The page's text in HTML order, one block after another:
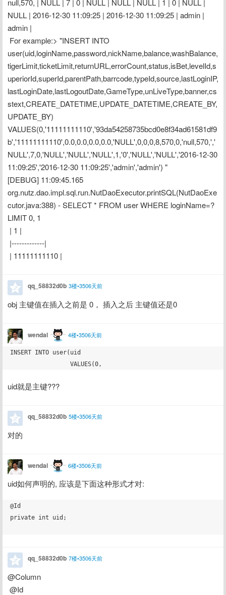
null,570, | NULL | 7 | 0 | NULL | NULL | NULL | 1 | 0 | NULL |
NULL | 2016-12-30 11:09:25 | 2016-12-30 11:09:25 | admin |
admin |
user(uid,loginName,password,nickName,balance,washBalance,
tigerLimit,ticketLimit,returnURL,errorCount,status,isBet,levelId,s
uperiorId,superId,parentPath,barrcode,typeId,source,lastLoginIP,
lastLoginDate,lastLogoutDate,GameType,unLiveType,banner,cs
stext,CREATE_DATETIME,UPDATE_DATETIME,CREATE_BY,
UPDATE_BY)
VALUES(0,'11111111110','93da54258735bcd0e8f34ad61581df9
b','11111111110',0.0,0.0,0.0,0.0,'NULL',0,0,0,8,570,0,'null,570,','
NULL',7,0,'NULL','NULL','NULL',1,'0','NULL','NULL','2016-12-30
11:09:25','2016-12-30 11:09:25','admin','admin') "
[DEBUG] 11:09:45.165
org.nutz.dao.impl.sql.run.NutDaoExecutor.printSQL(NutDaoExe
cutor.java:388) - SELECT * FROM user WHERE loginName=?
LIMIT 0, 1
| 1 |
|-------------|
| 11111111110 |
qq_58832d0b 3楼•3506天前
obj 主键值在插入之前是 0， 插入之后 主键值还是0
wendal 4楼•3506天前
INSERT INTO user(uid
uid就是主键???
qq_58832d0b 5楼•3506天前
对的
wendal 6楼•3506天前
uid如何声明的, 应该是下面这种形式才对:
@Id
private int uid;
qq_58832d0b 7楼•3506天前
@Column
@Id